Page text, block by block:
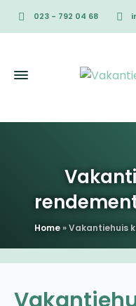
023 - 792 04 68
Home»Vakantiehuis